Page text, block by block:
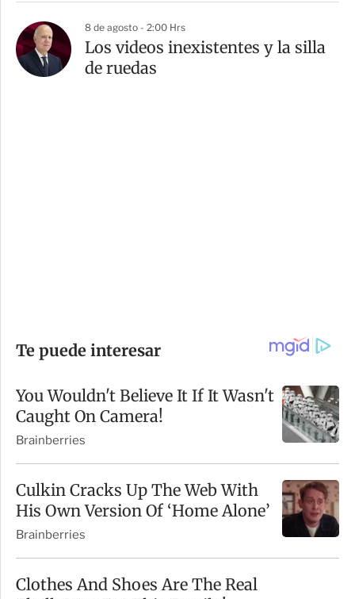
8 de agosto - 2:00 Hrs
Los videos inexistentes y la silla
de ruedas